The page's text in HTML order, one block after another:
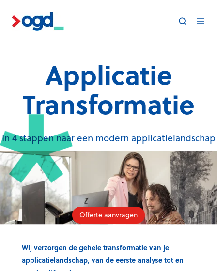
Applicatie
Transformatie
In 4 stappen naar een modern applicatielandschap
Offerte aanvragen
Wij verzorgen de gehele transformatie van je
applicatielandschap, van de eerste analyse tot en